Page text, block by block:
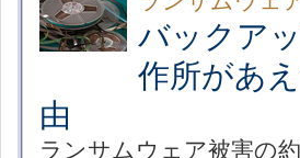
バックア
作所があ
由
ランサムウェア被害の